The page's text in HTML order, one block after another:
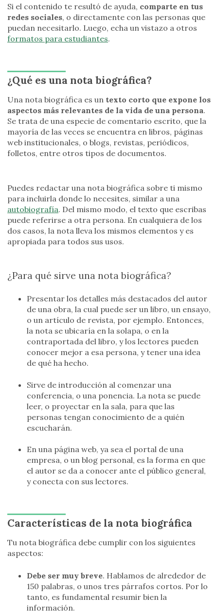
Si el contenido te resultó de ayuda, comparte en tus
redes sociales, o directamente con las personas que
puedan necesitarlo. Luego, echa un vistazo a otros
formatos para estudiantes.
¿Qué es una nota biográfica?
Una nota biográfica es un texto corto que expone los
aspectos más relevantes de la vida de una persona.
Se trata de una especie de comentario escrito, que la
mayoría de las veces se encuentra en libros, páginas
web institucionales, o blogs, revistas, periódicos,
folletos, entre otros tipos de documentos.
Puedes redactar una nota biográfica sobre ti mismo
para incluirla donde lo necesites, similar a una
autobiografía. Del mismo modo, el texto que escribas
puede referirse a otra persona. En cualquiera de los
dos casos, la nota lleva los mismos elementos y es
apropiada para todos sus usos.
¿Para qué sirve una nota biográfica?
Presentar los detalles más destacados del autor
de una obra, la cual puede ser un libro, un ensayo,
o un artículo de revista, por ejemplo. Entonces,
la nota se ubicaría en la solapa, o en la
contraportada del libro, y los lectores pueden
conocer mejor a esa persona, y tener una idea
de qué ha hecho.
Sirve de introducción al comenzar una
conferencia, o una ponencia. La nota se puede
leer, o proyectar en la sala, para que las
personas tengan conocimiento de a quién
escucharán.
En una página web, ya sea el portal de una
empresa, o un blog personal, es la forma en que
el autor se da a conocer ante el público general,
y conecta con sus lectores.
Características de la nota biográfica
Tu nota biográfica debe cumplir con los siguientes
aspectos:
Debe ser muy breve. Hablamos de alrededor de
150 palabras, o unos tres párrafos cortos. Por lo
tanto, es fundamental resumir bien la
información.